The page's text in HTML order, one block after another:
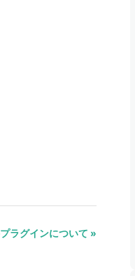
ラグインについて »